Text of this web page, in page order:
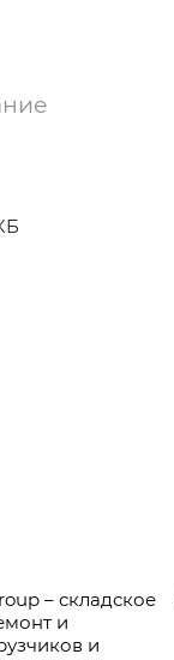
– складское
и
и